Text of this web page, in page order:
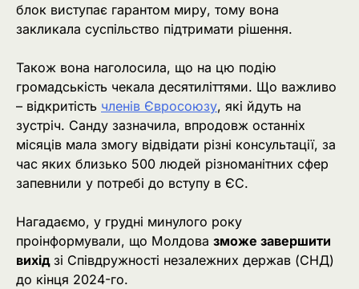
блок виступає гарантом миру, тому вона
закликала суспільство підтримати рішення.
Також вона наголосила, що на цю подію
громадськість чекала десятиліттями. Що важливо
– відкритість членів Євросоюзу, які йдуть на
зустріч. Санду зазначила, впродовж останніх
місяців мала змогу відвідати різні консультації, за
час яких близько 500 людей різноманітних сфер
запевнили у потребі до вступу в ЄС.
Нагадаємо, у грудні минулого року
проінформували, що Молдова зможе завершити
вихід зі Співдружності незалежних держав (СНД)
до кінця 2024-го.